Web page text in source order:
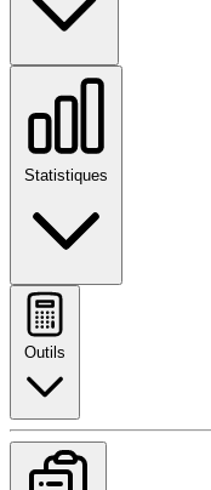
Statistiques
Outils